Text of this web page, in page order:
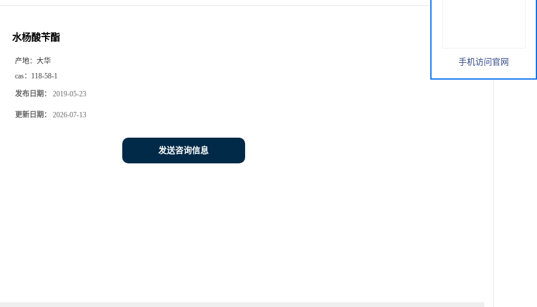
水杨酸苄酯
产地： 大华
cas： 118-58-1
发布日期： 2019-05-23
更新日期： 2026-07-13
发送咨询信息
手机访问官网